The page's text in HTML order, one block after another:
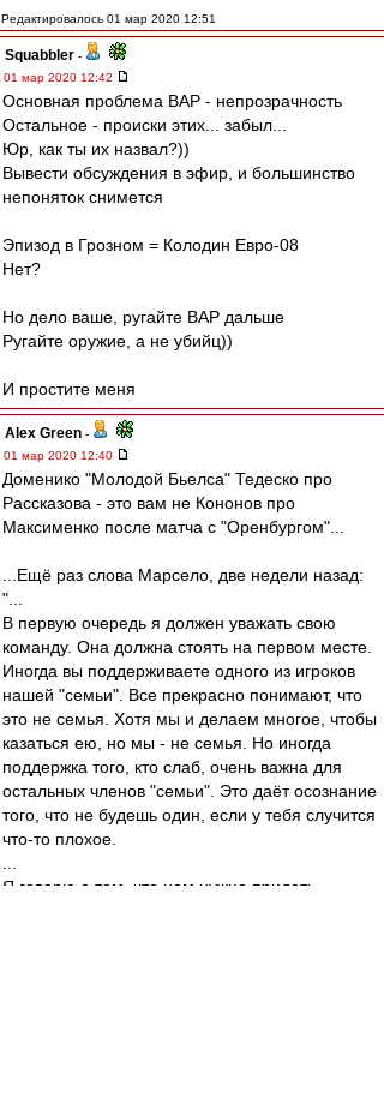
Редактировалось 01 мар 2020 12:51
Squabbler -
01 мар 2020 12:42
Основная проблема ВАР - непрозрачность
Остальное - происки этих... забыл...
Юр, как ты их назвал?))
Вывести обсуждения в эфир, и большинство
непоняток снимется
Эпизод в Грозном = Колодин Евро-08
Нет?
Но дело ваше, ругайте ВАР дальше
Ругайте оружие, а не убийц))
И простите меня
Alex Green -
01 мар 2020 12:40
Доменико "Молодой Бьелса" Тедеско про
Рассказова - это вам не Кононов про
Максименко после матча с "Оренбургом"...
...Ещё раз слова Марсело, две недели назад:
"...
В первую очередь я должен уважать свою
команду. Она должна стоять на первом месте.
Иногда вы поддерживаете одного из игроков
нашей "семьи". Все прекрасно понимают, что
это не семья. Хотя мы и делаем многое, чтобы
казаться ею, но мы - не семья. Но иногда
поддержка того, кто слаб, очень важна для
остальных членов "семьи". Это даёт осознание
того, что не будешь один, если у тебя случится
что-то плохое.
Я говорю о том, что нам нужно придать